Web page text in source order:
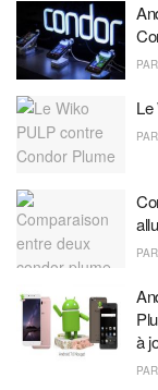
PAR
PAR
PAR
à
PAR